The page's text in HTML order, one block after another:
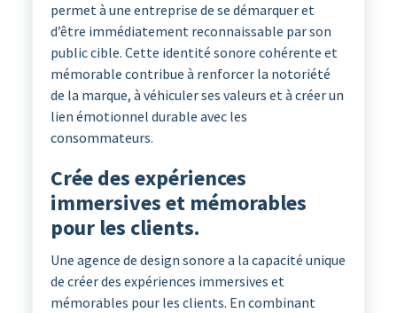
permet à une entreprise de se démarquer et
d’être immédiatement reconnaissable par son
public cible. Cette identité sonore cohérente et
mémorable contribue à renforcer la notoriété
de la marque, à véhiculer ses valeurs et à créer un
lien émotionnel durable avec les
consommateurs.
Crée des expériences
immersives et mémorables
pour les clients.
Une agence de design sonore a la capacité unique
de créer des expériences immersives et
mémorables pour les clients. En combinant